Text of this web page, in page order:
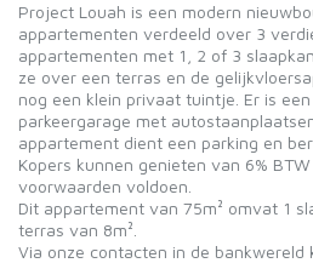
Project Louah is een modern
appartementen verdeeld over 3
appartementen met 1, 2 of 3
ze over een terras en de
nog een klein privaat tuintje. Er is
parkeergarage met
appartement dient een parking en
Kopers kunnen genieten van 6%
voorwaarden voldoen.
Dit appartement van 75m² omvat 1
terras van 8m².
Via onze contacten in de bankwereld